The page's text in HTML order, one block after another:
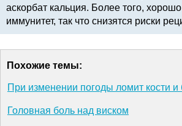
аскорбат кальция. Более того,
иммунитет, так что снизятся риски
Похожие темы:
При изменении погоды ломит кости и
Головная боль над виском